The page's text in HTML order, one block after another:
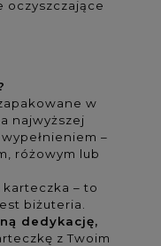
oczyszczające
w
najwyższej
–
różowym lub
karteczka – to
biżuteria.
dedykację,
z Twoim